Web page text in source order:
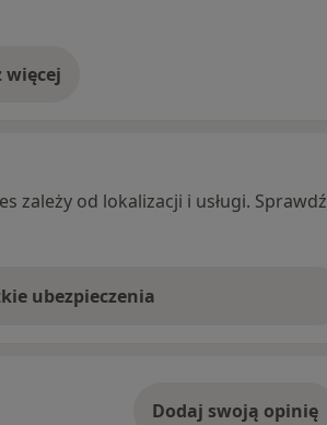
więcej
o adresie
zależy od lokalizacji i usługi. Sprawdź
ubezpieczenia
Dodaj swoją opinię